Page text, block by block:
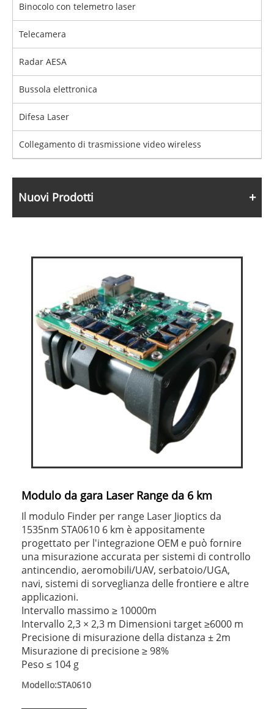
Binocolo con telemetro laser
Telecamera
Radar AESA
Bussola elettronica
Difesa Laser
Collegamento di trasmissione video wireless
Nuovi Prodotti
Modulo da gara Laser Range da 6 km
Il modulo Finder per range Laser Jioptics da
1535nm STA0610 6 km è appositamente
progettato per l'integrazione OEM e può fornire
una misurazione accurata per sistemi di controllo
antincendio, aeromobili/UAV, serbatoio/UGA,
navi, sistemi di sorveglianza delle frontiere e altre
applicazioni.
Intervallo massimo ≥ 10000m
Intervallo 2,3 × 2,3 m Dimensioni target ≥6000 m
Precisione di misurazione della distanza ± 2m
Misurazione di precisione ≥ 98%
Peso ≤ 104 g
Modello:STA0610